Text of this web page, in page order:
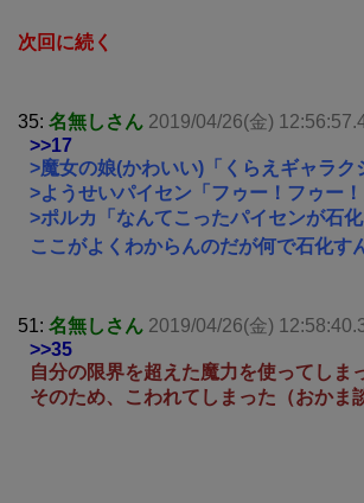
次回に続く
35: 名無しさん 2019/04/26(金)
>>17
>魔女の娘(かわいい)「くらえギャラク
>ようせいパイセン「フゥー！フゥー
>ポルカ「なんてこったパイセンが石化
ここがよくわからんのだが何で石化す
51: 名無しさん 2019/04/26(金)
>>35
自分の限界を超えた魔力を使ってしま
そのため、こわれてしまった（おかま